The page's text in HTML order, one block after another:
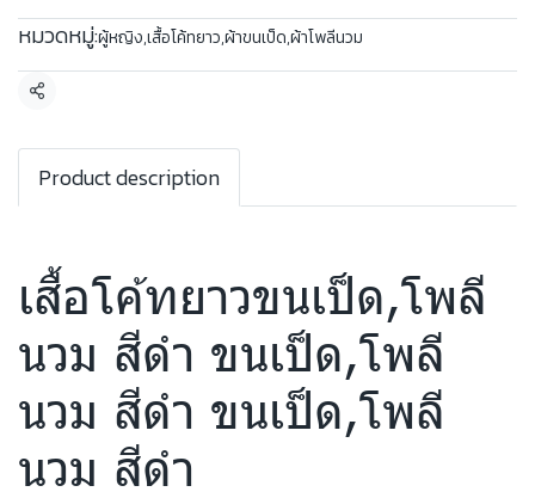
หมวดหมู่:ผู้หญิง,เสื้อโค้ทยาว,ผ้าขนเป็ด,ผ้าโพลีนวม
แชร์
Product description
เสื้อโค้ทยาวขนเป็ด,โพลี
นวม สีดำ ขนเป็ด,โพลี
นวม สีดำ ขนเป็ด,โพลี
นวม สีดำ